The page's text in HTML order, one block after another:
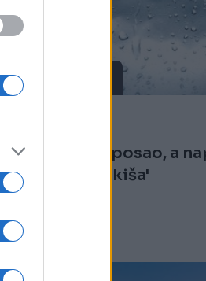
'Žurio sam na posao, a
padala velika kiša'